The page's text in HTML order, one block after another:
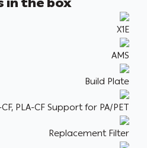
X1E
AMS
Build Plate
PLA-CF Support for PA/PET
Replacement Filter